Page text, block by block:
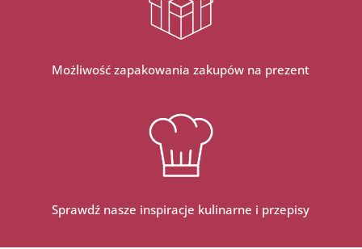
Możliwość zapakowania zakupów na prezent
Sprawdź nasze inspiracje kulinarne i przepisy